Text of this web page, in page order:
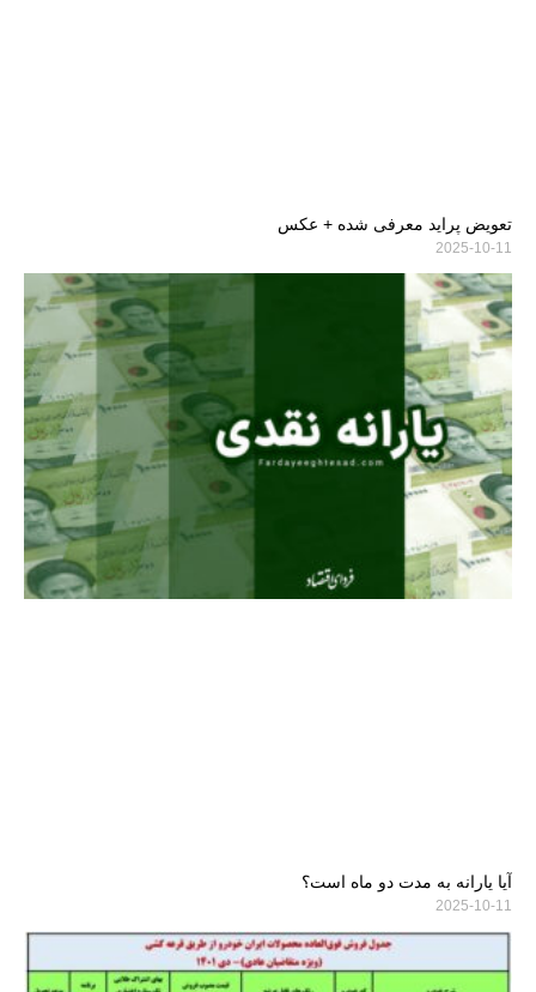
تعویض پراید معرفی شده + عکس
2025-10-11
آیا یارانه به مدت دو ماه است؟
2025-10-11